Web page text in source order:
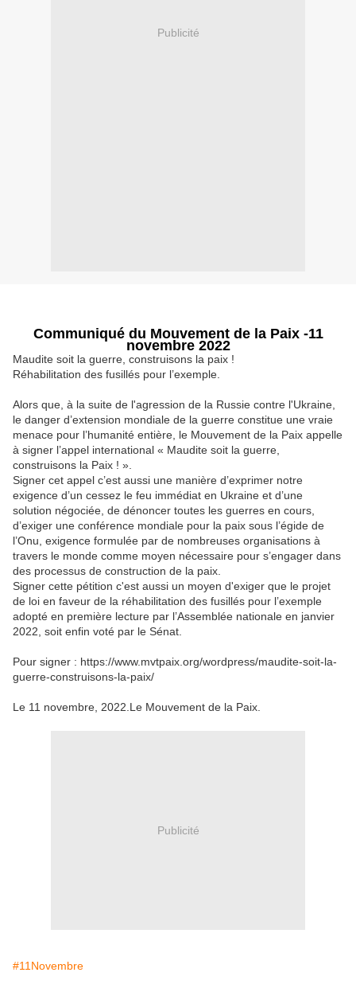
Publicité
Communiqué du Mouvement de la Paix -11
novembre 2022
Maudite soit la guerre, construisons la paix !
Réhabilitation des fusillés pour l’exemple.
Alors que, à la suite de l'agression de la Russie contre l'Ukraine,
le danger d’extension mondiale de la guerre constitue une vraie
menace pour l’humanité entière, le Mouvement de la Paix appelle
à signer l’appel international « Maudite soit la guerre,
construisons la Paix ! ».
Signer cet appel c’est aussi une manière d’exprimer notre
exigence d’un cessez le feu immédiat en Ukraine et d’une
solution négociée, de dénoncer toutes les guerres en cours,
d’exiger une conférence mondiale pour la paix sous l’égide de
l’Onu, exigence formulée par de nombreuses organisations à
travers le monde comme moyen nécessaire pour s’engager dans
des processus de construction de la paix.
Signer cette pétition c'est aussi un moyen d'exiger que le projet
de loi en faveur de la réhabilitation des fusillés pour l’exemple
adopté en première lecture par l’Assemblée nationale en janvier
2022, soit enfin voté par le Sénat.
Pour signer : https://www.mvtpaix.org/wordpress/maudite-soit-la-
guerre-construisons-la-paix/
Le 11 novembre, 2022.Le Mouvement de la Paix.
Publicité
#11Novembre